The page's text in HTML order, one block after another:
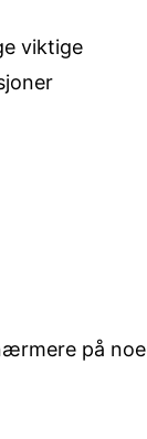
viktige
på noe